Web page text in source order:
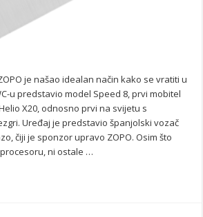
je našao idealan način kako se vratiti u
u predstavio model Speed 8, prvi mobitel
X20, odnosno prvi na svijetu s
Uređaj je predstavio španjolski vozač
čiji je sponzor upravo ZOPO. Osim što
ni ostale …